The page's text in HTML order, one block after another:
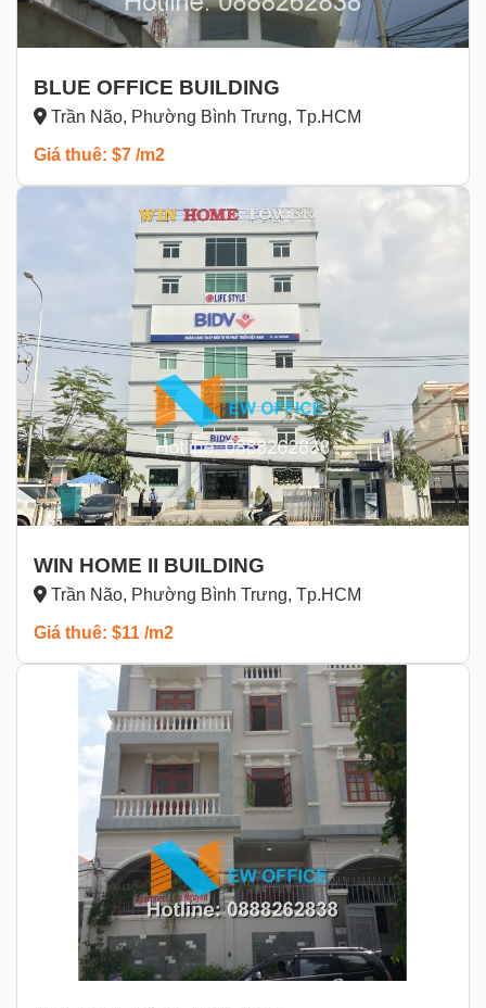
BLUE OFFICE BUILDING
Trần Não, Phường Bình Trưng, Tp.HCM
Giá thuê: $7 /m2
WIN HOME II BUILDING
Trần Não, Phường Bình Trưng, Tp.HCM
Giá thuê: $11 /m2